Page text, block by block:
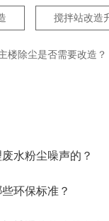
搅拌站改造
楼除尘是否需要改造？
水粉尘噪声的？
环保标准？